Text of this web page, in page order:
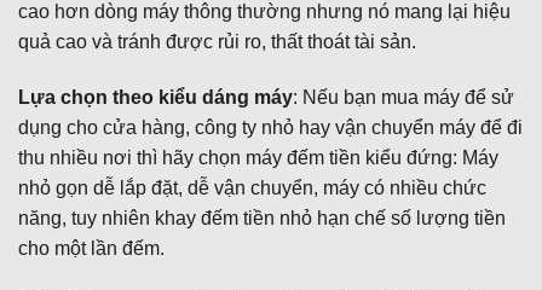
cao hơn dòng máy thông thường nhưng nó mang lại hiệu
quả cao và tránh được rủi ro, thất thoát tài sản.
Lựa chọn theo kiểu dáng máy: Nếu bạn mua máy để sử
dụng cho cửa hàng, công ty nhỏ hay vận chuyển máy để đi
thu nhiều nơi thì hãy chọn máy đếm tiền kiểu đứng: Máy
nhỏ gọn dễ lắp đặt, dễ vận chuyển, máy có nhiều chức
năng, tuy nhiên khay đếm tiền nhỏ hạn chế số lượng tiền
cho một lần đếm.